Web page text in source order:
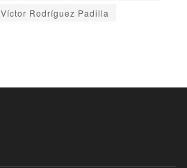
Víctor Rodríguez Padilla